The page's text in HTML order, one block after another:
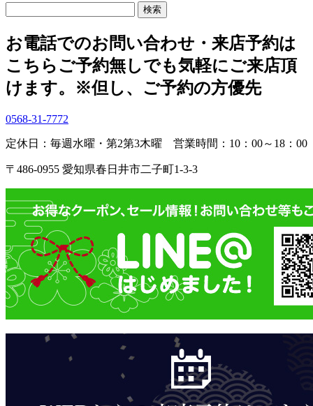
お電話でのお問い合わせ・ 来店予約は
こちらご予約無しでも気軽にご来店頂
けます。
※但し、ご予約の方優先
0568-31-7772
定休日：毎週水曜・第2第3木曜 営業時間：10：00～18：00
〒486-0955 愛知県春日井市二子町1-3-3